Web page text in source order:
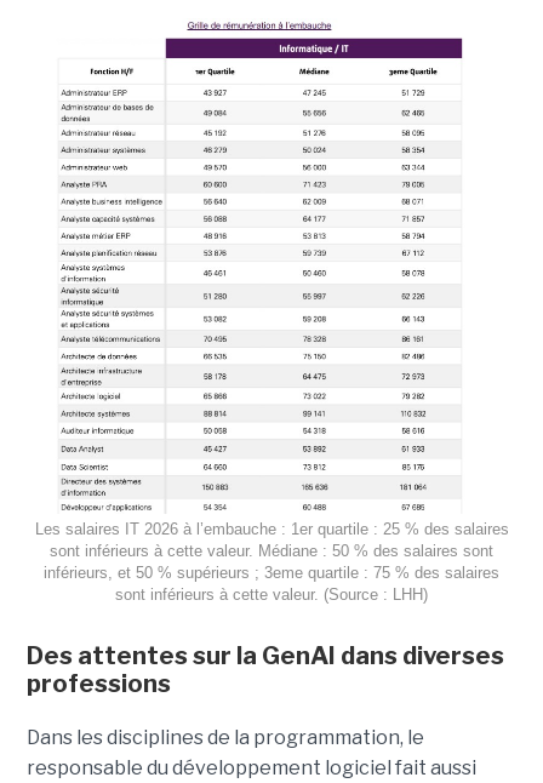
Les salaires IT 2026 à l’embauche : 1er quartile : 25 % des salaires
sont inférieurs à cette valeur. Médiane : 50 % des salaires sont
inférieurs, et 50 % supérieurs ; 3eme quartile : 75 % des salaires
sont inférieurs à cette valeur. (Source : LHH)
Des attentes sur la GenAI dans diverses
professions
Dans les disciplines de la programmation, le
responsable du développement logiciel fait aussi